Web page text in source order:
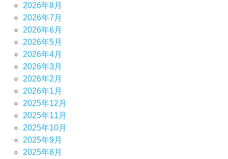
2026年8月
2026年7月
2026年6月
2026年5月
2026年4月
2026年3月
2026年2月
2026年1月
2025年12月
2025年11月
2025年10月
2025年9月
2025年8月